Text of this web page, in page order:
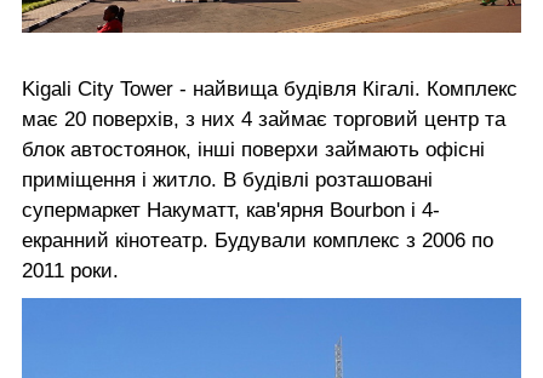
Kigali City Tower - найвища будівля Кігалі. Комплекс
має 20 поверхів, з них 4 займає торговий центр та
блок автостоянок, інші поверхи займають офісні
приміщення і житло. В будівлі розташовані
супермаркет Накуматт, кав'ярня Bourbon і 4-
екранний кінотеатр. Будували комплекс з 2006 по
2011 роки.